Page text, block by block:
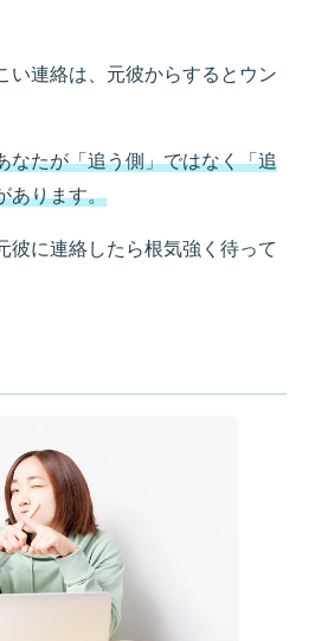
い連絡は、元彼からするとウン
なたが「追う側」ではなく「追
あります。
彼に連絡したら根気強く待って